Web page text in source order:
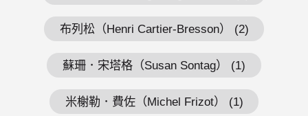
布列松（Henri Cartier-Bresson） (2)
蘇珊．宋塔格（Susan Sontag） (1)
米榭勒．費佐（Michel Frizot） (1)